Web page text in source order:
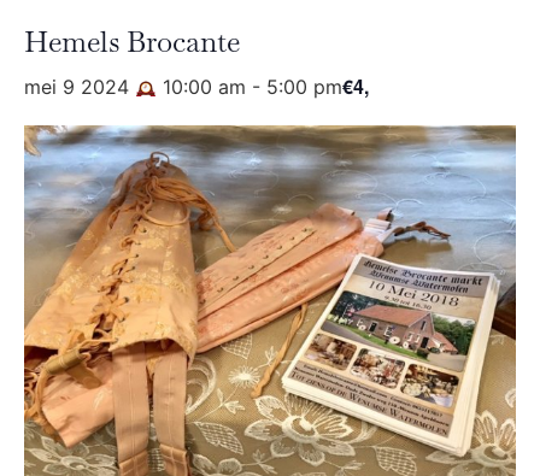
Hemels Brocante
mei 9 2024 10:00 am - 5:00 pm€4,